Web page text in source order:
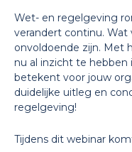
Wet- en regelgeving
verandert continu. Wat
onvoldoende zijn. Met
nu al inzicht te
betekent voor jouw
duidelijke uitleg en
regelgeving!
Tijdens dit webinar